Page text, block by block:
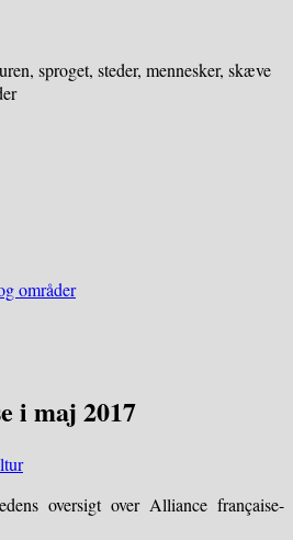
sproget, steder, mennesker, skæve
områder
i maj 2017
oversigt over Alliance française-